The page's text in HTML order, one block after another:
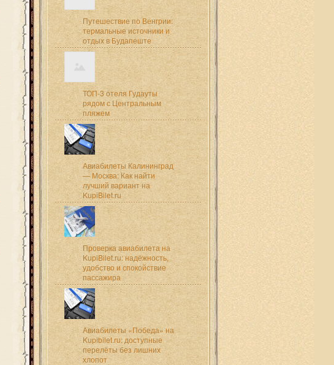
Путешествие по Венгрии:
термальные источники и
отдых в Будапеште
ТОП-3 отеля Гудауты
рядом с Центральным
пляжем
Авиабилеты Калининград
— Москва: Как найти
лучший вариант на
KupiBilet.ru
Проверка авиабилета на
KupiBilet.ru: надёжность,
удобство и спокойствие
пассажира
Авиабилеты «Победа» на
Kupibilet.ru: доступные
перелёты без лишних
хлопот